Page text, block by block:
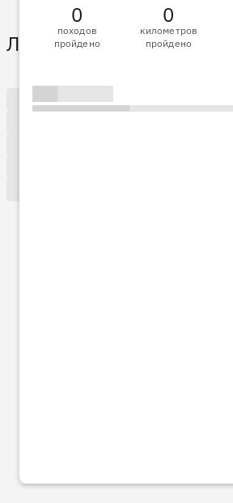
0
походов
пройдено
0
километров
пройдено
Лента активности